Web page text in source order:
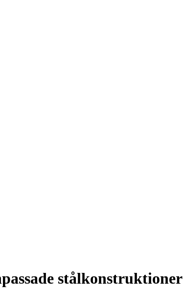
stålkonstruktioner